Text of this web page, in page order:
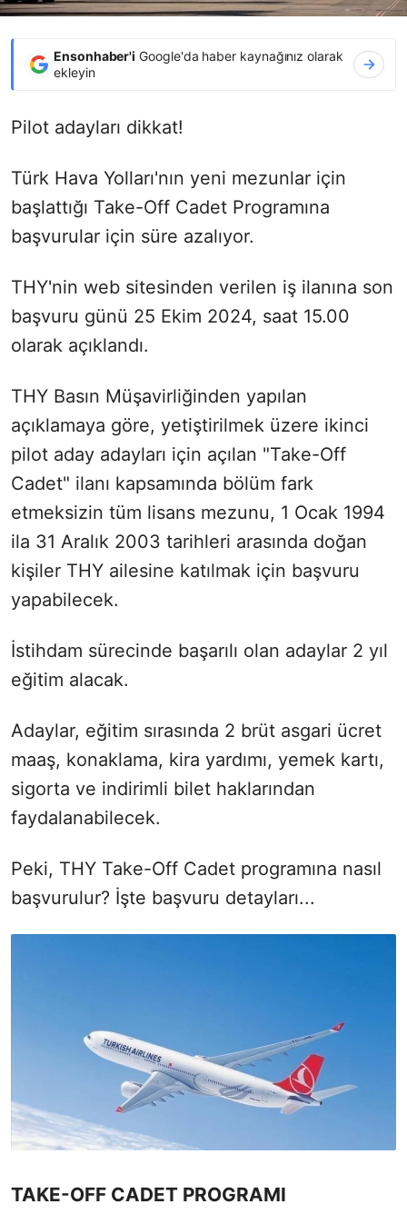
Ensonhaber'i Google'da haber kaynağınız olarak
ekleyin
Pilot adayları dikkat!
Türk Hava Yolları'nın yeni mezunlar için
başlattığı Take-Off Cadet Programına
başvurular için süre azalıyor.
THY'nin web sitesinden verilen iş ilanına son
başvuru günü 25 Ekim 2024, saat 15.00
olarak açıklandı.
THY Basın Müşavirliğinden yapılan
açıklamaya göre, yetiştirilmek üzere ikinci
pilot aday adayları için açılan "Take-Off
Cadet" ilanı kapsamında bölüm fark
etmeksizin tüm lisans mezunu, 1 Ocak 1994
ila 31 Aralık 2003 tarihleri arasında doğan
kişiler THY ailesine katılmak için başvuru
yapabilecek.
İstihdam sürecinde başarılı olan adaylar 2 yıl
eğitim alacak.
Adaylar, eğitim sırasında 2 brüt asgari ücret
maaş, konaklama, kira yardımı, yemek kartı,
sigorta ve indirimli bilet haklarından
faydalanabilecek.
Peki, THY Take-Off Cadet programına nasıl
başvurulur? İşte başvuru detayları...
TAKE-OFF CADET PROGRAMI